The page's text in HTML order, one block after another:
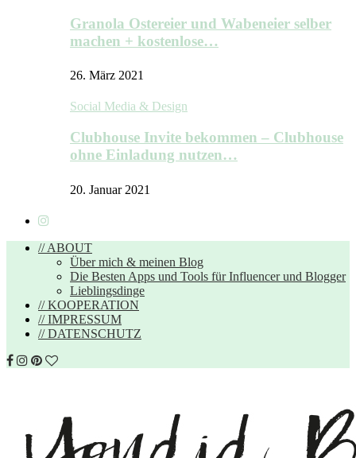
Granola Ostereier und Wabeneier selber
machen + kostenlose…
26. März 2021
Social Media & Design
Clubhouse Invite bekommen – Clubhouse
ohne Einladung nutzen…
20. Januar 2021
// ABOUT
Über mich & meinen Blog
Die Besten Apps und Tools für Influencer und Blogger
Lieblingsdinge
// KOOPERATION
// IMPRESSUM
// DATENSCHUTZ